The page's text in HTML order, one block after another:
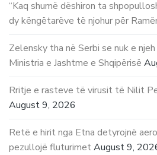
“Kaq shumë dëshiron ta
dy këngëtarëve të njohur për
Zelensky tha në Serbi se nuk e
Ministria e Jashtme e Shqipërisë
Rritje e rasteve të virusit të Nilit
August 9, 2026
Retë e hirit nga Etna detyrojnë
pezullojë fluturimetAugust 9,